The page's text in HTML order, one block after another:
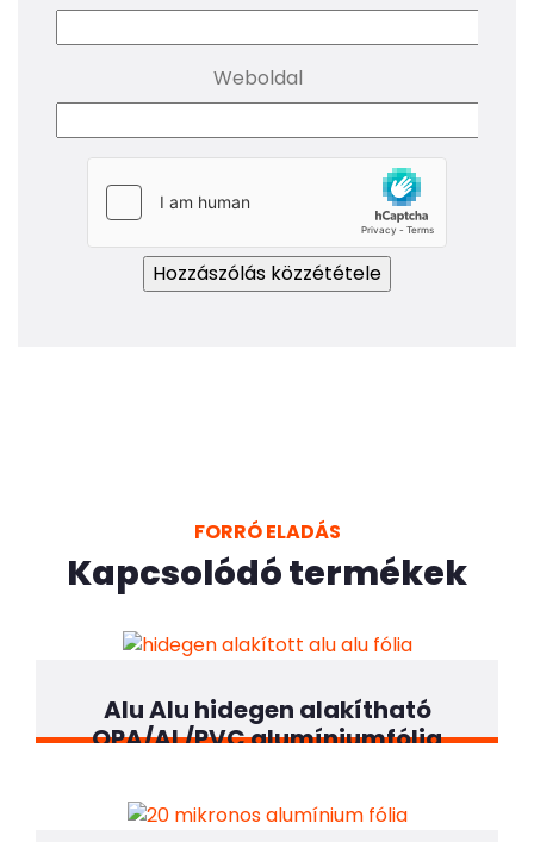
Weboldal
FORRÓ ELADÁS
Kapcsolódó termékek
Alu Alu hidegen alakítható
OPA/AL/PVC alumíniumfólia